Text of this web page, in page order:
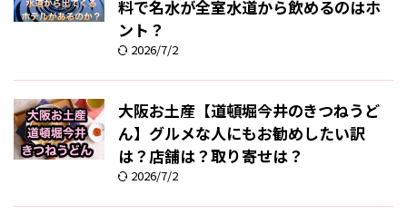
料で名水が全室水道から飲めるのはホ
ント？
2026/7/2
大阪お土産【道頓堀今井のきつねうど
ん】グルメな人にもお勧めしたい訳
は？店舗は？取り寄せは？
2026/7/2